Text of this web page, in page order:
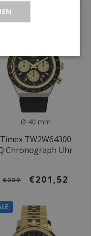
Ø 40 mm
Timex TW2W64300
Chronograph Uhr
€229 €201,52